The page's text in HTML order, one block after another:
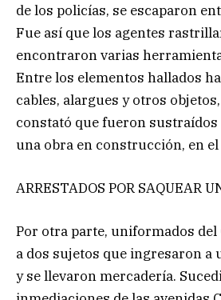
de los policías, se escaparon
Fue así que los agentes
encontraron varias
Entre los elementos hallados
cables, alargues y otros
constató que fueron sustraídos
una obra en construcción, en
ARRESTADOS POR SAQUEAR
Por otra parte, uniformados
a dos sujetos que ingresaron a
y se llevaron mercadería.